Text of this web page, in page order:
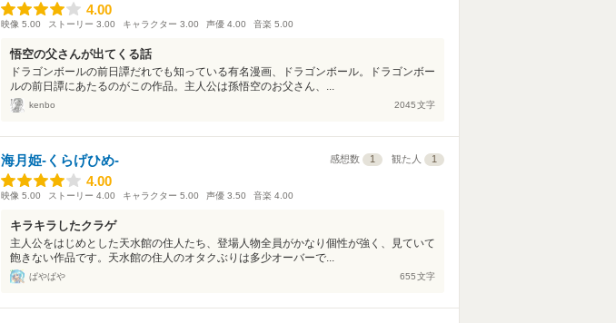
4.00
4.00
映像 5.00 ストーリー 3.00 キャラクター 3.00 声優 4.00 音楽 5.00
悟空の父さんが出てくる話
ドラゴンボールの前日譚だれでも知っている有名漫画、ドラゴンボール。ドラゴンボー
ルの前日譚にあたるのがこの作品。主人公は孫悟空のお父さん、...
kenbo 2045文字
海月姫-くらげひめ- 感想数 1 観た人 1
4.00
4.00
映像 5.00 ストーリー 4.00 キャラクター 5.00 声優 3.50 音楽 4.00
キラキラしたクラゲ
主人公をはじめとした天水館の住人たち、登場人物全員がかなり個性が強く、見ていて
飽きない作品です。天水館の住人のオタクぶりは多少オーバーで...
ぱやぱや 655文字